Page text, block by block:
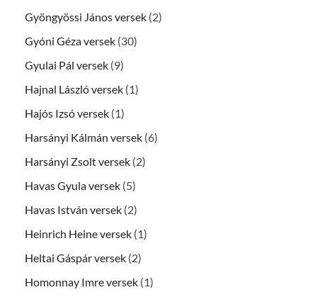
Gyöngyössi János versek (2)
Gyóni Géza versek (30)
Gyulai Pál versek (9)
Hajnal László versek (1)
Hajós Izsó versek (1)
Harsányi Kálmán versek (6)
Harsányi Zsolt versek (2)
Havas Gyula versek (5)
Havas István versek (2)
Heinrich Heine versek (1)
Heltai Gáspár versek (2)
Homonnay Imre versek (1)